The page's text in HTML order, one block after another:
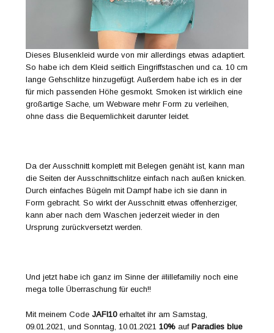
Dieses Blusenkleid wurde von mir allerdings etwas adaptiert.
So habe ich dem Kleid seitlich Eingriffstaschen und ca. 10 cm
lange Gehschlitze hinzugefügt. Außerdem habe ich es in der
für mich passenden Höhe gesmokt. Smoken ist wirklich eine
großartige Sache, um Webware mehr Form zu verleihen,
ohne dass die Bequemlichkeit darunter leidet.
Da der Ausschnitt komplett mit Belegen genäht ist, kann man
die Seiten der Ausschnittschlitze einfach nach außen knicken.
Durch einfaches Bügeln mit Dampf habe ich sie dann in
Form gebracht. So wirkt der Ausschnitt etwas offenherziger,
kann aber nach dem Waschen jederzeit wieder in den
Ursprung zurückversetzt werden.
Und jetzt habe ich ganz im Sinne der #lillefamiliy noch eine
mega tolle Überraschung für euch!!
Mit meinem CodeJAFI10erhaltet ihr am Samstag,
09.01.2021, und Sonntag, 10.01.202110%auf Paradies blue